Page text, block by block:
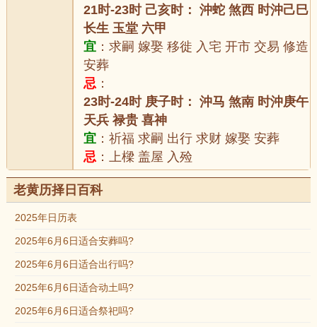
21时-23时 己亥时： 沖蛇 煞西 时沖己巳
长生 玉堂 六甲
宜 ：求嗣 嫁娶 移徙 入宅 开市 交易 修造
安葬
忌 ：
23时-24时 庚子时： 沖马 煞南 时沖庚午
天兵 禄贵 喜神
宜 ：祈福 求嗣 出行 求财 嫁娶 安葬
忌 ：上樑 盖屋 入殓
老黄历择日百科
2025年日历表
2025年6月6日适合安葬吗?
2025年6月6日适合出行吗?
2025年6月6日适合动土吗?
2025年6月6日适合祭祀吗?